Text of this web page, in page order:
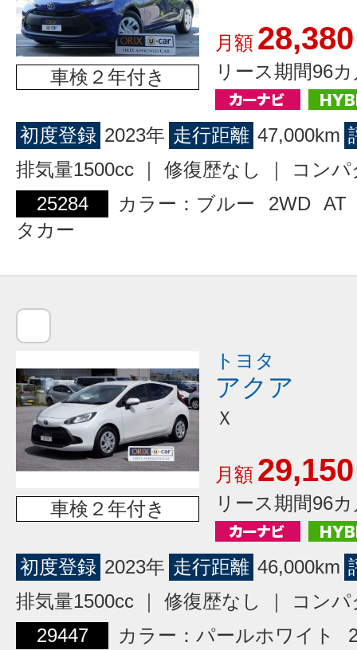
車検２年付き
月額 28,380
リース期間96
初度登録 2023年 走行距離 47,000km
排気量1500cc ｜ 修復歴なし ｜ コン
25284
カラー：ブルー 2WD AT
タカー
車検２年付き
トヨタ
アクア
Ｘ
月額 29,150
リース期間96
初度登録 2023年 走行距離 46,000km
排気量1500cc ｜ 修復歴なし ｜ コン
29447
カラー：パールホワイト